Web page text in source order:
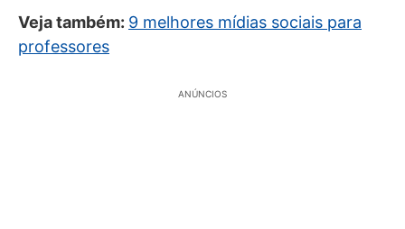
Veja também: 9 melhores mídias sociais para
professores
ANÚNCIOS